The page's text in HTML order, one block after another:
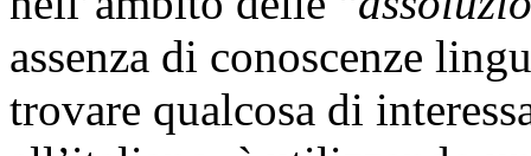
assenza di conoscenze
trovare qualcosa di